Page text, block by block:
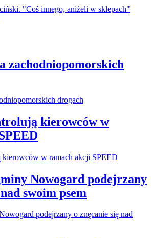
zachodniopomorskich
kierowców w
Nowogard podejrzany
swoim psem